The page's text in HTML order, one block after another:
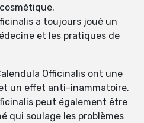
a toujours joué un
et les pratiques de
Officinalis ont une
un effet anti-inammatoire.
peut également être
qui soulage les problèmes